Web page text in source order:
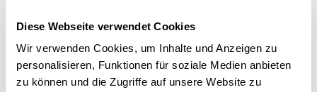
Diese Webseite verwendet Cookies
Wir verwenden Cookies, um Inhalte und Anzeigen zu
personalisieren, Funktionen für soziale Medien anbieten
zu können und die Zugriffe auf unsere Website zu